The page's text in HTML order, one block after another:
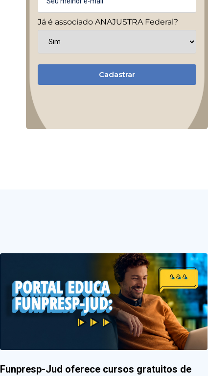
Já é associado ANAJUSTRA Federal?
Cadastrar
Funpresp-Jud oferece cursos gratuitos de